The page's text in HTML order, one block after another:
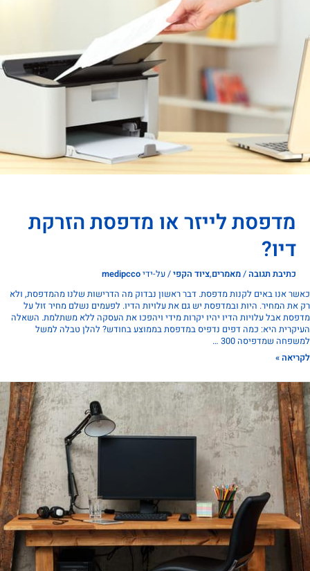
מדפסת לייזר או מדפסת הזרקת
דיו?
כתיבת תגובה/מאמרים,ציוד הקפי/ על-ידיmedipcco
אנו באים לקנות מדפסת. דבר ראשון נבדוק מה הדרישות שלנו מהמדפסת, ולא
המחיר. היות ובמדפסת יש גם את עלויות הדיו. לפעמים נשלם מחיר זול על
אבל עלויות הדיו יהיו יקרות מידי ויהפכו את העסקה ללא משתלמת. השאלה
היא: כמה דפים נדפיס במדפסת בממוצע בחודש? להלן טבלה למשל
שמדפיסה 300 …
»